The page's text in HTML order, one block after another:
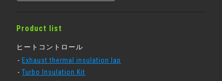
Product list
ヒートコントロール
Exhaust thermal insulation lap
Turbo Insulation Kit